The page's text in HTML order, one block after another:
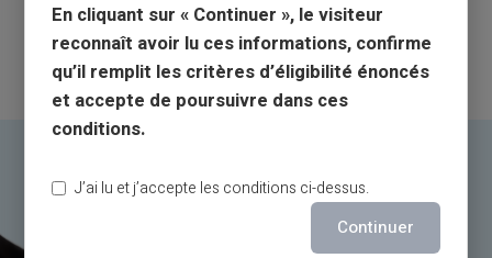
En cliquant sur « Continuer », le visiteur
reconnaît avoir lu ces informations, confirme
qu’il remplit les critères d’éligibilité énoncés
et accepte de poursuivre dans ces
conditions.
J’ai lu et j’accepte les conditions ci-dessus.
Continuer